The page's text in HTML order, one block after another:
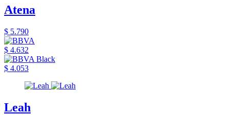
Atena
$ 5.790
$ 4.632
$ 4.053
Leah